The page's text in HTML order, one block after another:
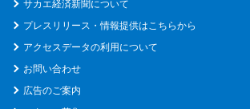
サカエ経済新聞について
プレスリリース・情報提供はこちらから
アクセスデータの利用について
お問い合わせ
広告のご案内